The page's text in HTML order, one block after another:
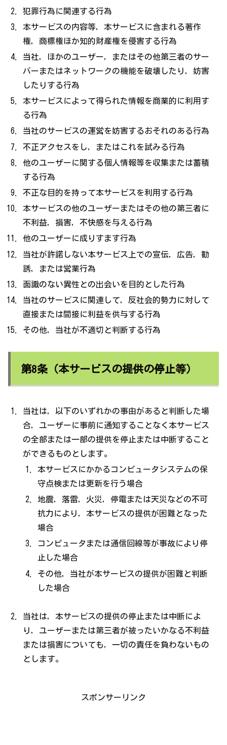
犯罪行為に関連する行為
本サービスの内容等，本サービスに含まれる著作
権，商標権ほか知的財産権を侵害する行為
当社，ほかのユーザー，またはその他第三者のサー
バーまたはネットワークの機能を破壊したり，妨害
したりする行為
本サービスによって得られた情報を商業的に利用す
る行為
当社のサービスの運営を妨害するおそれのある行為
不正アクセスをし，またはこれを試みる行為
他のユーザーに関する個人情報等を収集または蓄積
する行為
不正な目的を持って本サービスを利用する行為
本サービスの他のユーザーまたはその他の第三者に
不利益，損害，不快感を与える行為
他のユーザーに成りすます行為
当社が許諾しない本サービス上での宣伝，広告，勧
誘，または営業行為
面識のない異性との出会いを目的とした行為
当社のサービスに関連して，反社会的勢力に対して
直接または間接に利益を供与する行為
その他，当社が不適切と判断する行為
第8条（本サービスの提供の停止等）
当社は，以下のいずれかの事由があると判断した場
合，ユーザーに事前に通知することなく本サービス
の全部または一部の提供を停止または中断すること
ができるものとします。
本サービスにかかるコンピュータシステムの保
守点検または更新を行う場合
地震，落雷，火災，停電または天災などの不可
抗力により，本サービスの提供が困難となった
場合
コンピュータまたは通信回線等が事故により停
止した場合
その他，当社が本サービスの提供が困難と判断
した場合
当社は，本サービスの提供の停止または中断によ
り，ユーザーまたは第三者が被ったいかなる不利益
または損害についても，一切の責任を負わないもの
とします。
スポンサーリンク